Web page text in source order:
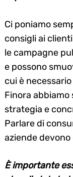
Ci poniamo
consigli ai
le campagne
e possono
cui è
Finora
strategia e
Parlare di
aziende
È importante